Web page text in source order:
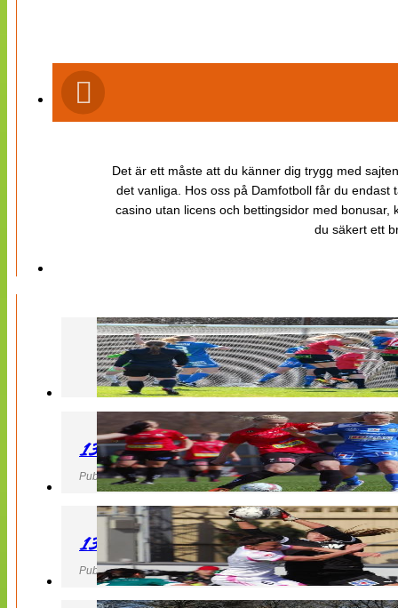
Det är ett måste att du känner dig trygg med
det vanliga. Hos oss på Damfotboll får du
casino utan licens och bettingsidor med
du säkert ett
130427 LB 07 – QBIK
Publicerad 27 April 2013, 22:40
130427 IF Limhamn Bunkeflo – QBIK
Publicerad 27 April 2013, 21:10